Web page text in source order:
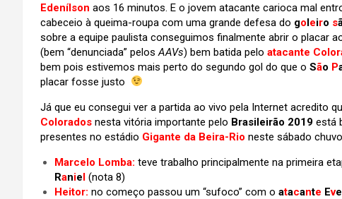
Edenílson aos 16 minutos. E o jovem atacante carioca mal
cabeceio à queima-roupa com uma grande defesa do goleiro s
sobre a equipe paulista conseguimos finalmente abrir o placar
(bem “denunciada” pelos AAVs) bem batida pelo atacante
bem pois estivemos mais perto do segundo gol do que o São P
placar fosse justo
Já que eu consegui ver a partida ao vivo pela Internet acredito
Colorados nesta vitória importante pelo Brasileirão 2019 está
presentes no estádio Gigante da Beira-Rio neste sábado
Marcelo Lomba: teve trabalho principalmente na primeira
Raniel (nota 8)
Heitor: no começo passou um “sufoco” com o atacante Eve